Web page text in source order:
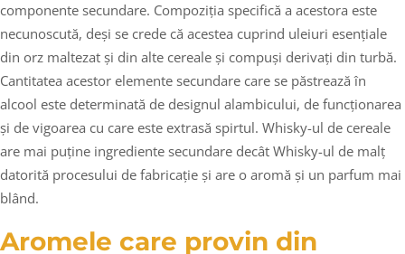
componente secundare. Compoziția specifică a acestora este
necunoscută, deși se crede că acestea cuprind uleiuri esențiale
din orz maltezat și din alte cereale și compuși derivați din turbă.
Cantitatea acestor elemente secundare care se păstrează în
alcool este determinată de designul alambicului, de funcționarea
și de vigoarea cu care este extrasă spirtul. Whisky-ul de cereale
are mai puține ingrediente secundare decât Whisky-ul de malț
datorită procesului de fabricație și are o aromă și un parfum mai
blând.
Aromele care provin din